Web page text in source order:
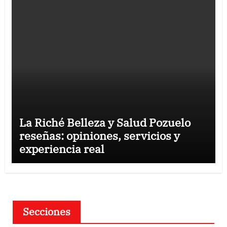
La Riché Belleza y Salud Pozuelo
reseñas: opiniones, servicios y
experiencia real
Secciones